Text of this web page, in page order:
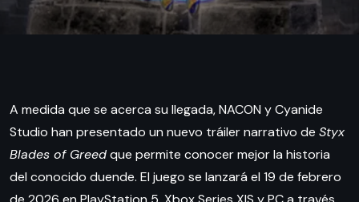
A medida que se acerca su llegada, NACON y Cyanide
Studio han presentado un nuevo tráiler narrativo de Styx
Blades of Greedque permite conocer mejor la historia
del conocido duende. El juego se lanzará el 19 de febrero